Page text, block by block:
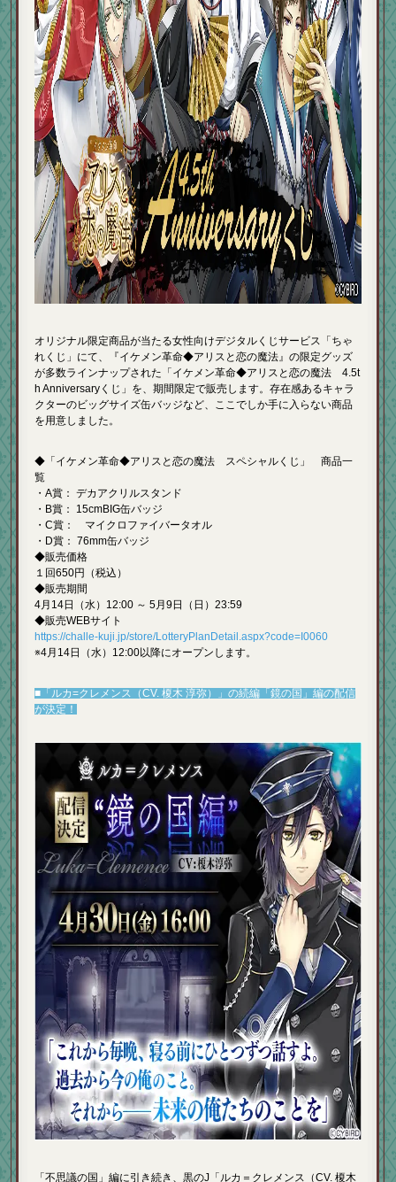
オリジナル限定商品が当たる女性向けデジタルくじサービス「ちゃ
れくじ」にて、『イケメン革命◆アリスと恋の魔法』の限定グッズ
が多数ラインナップされた「イケメン革命◆アリスと恋の魔法 4.5t
h Anniversaryくじ」を、期間限定で販売します。存在感あるキャラ
クターのビッグサイズ缶バッジなど、ここでしか手に入らない商品
を用意しました。
◆「イケメン革命◆アリスと恋の魔法 スペシャルくじ」 商品一
覧
・A賞： デカアクリルスタンド
・B賞： 15cmBIG缶バッジ
・C賞： マイクロファイバータオル
・D賞： 76mm缶バッジ
◆販売価格
１回650円（税込）
◆販売期間
4月14日（水）12:00 ～ 5月9日（日）23:59
◆販売WEBサイト
https://challe-kuji.jp/store/LotteryPlanDetail.aspx?code=I0060
※4月14日（水）12:00以降にオープンします。
■「ルカ=クレメンス（CV. 榎木 淳弥）」の続編「鏡の国」編の配信
が決定！
「不思議の国」編に引き続き、黒のJ「ルカ＝クレメンス（CV. 榎木